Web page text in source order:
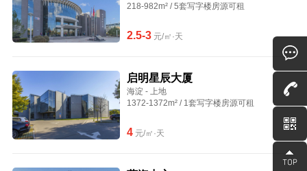
218-982m² / 5套写字楼房源可租
2.5-3元/㎡·天
启明星辰大厦
海淀 - 上地
1372-1372m² / 1套写字楼房源可租
4元/㎡·天